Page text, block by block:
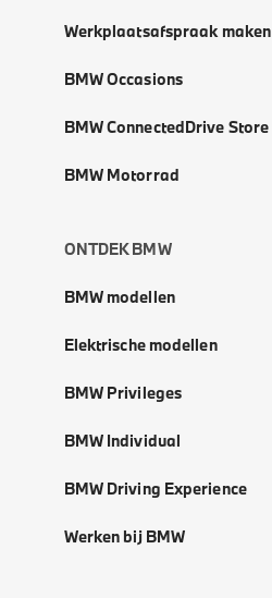
Werkplaatsafspraak maken
BMW Occasions
BMW ConnectedDrive Store
BMW Motorrad
ONTDEK BMW
BMW modellen
Elektrische modellen
BMW Privileges
BMW Individual
BMW Driving Experience
Werken bij BMW